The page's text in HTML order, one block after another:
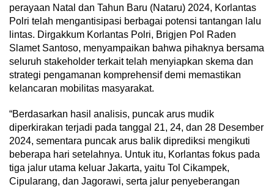
perayaan Natal dan Tahun Baru (Nataru) 2024, Korlantas
Polri telah mengantisipasi berbagai potensi tantangan lalu
lintas. Dirgakkum Korlantas Polri, Brigjen Pol Raden
Slamet Santoso, menyampaikan bahwa pihaknya bersama
seluruh stakeholder terkait telah menyiapkan skema dan
strategi pengamanan komprehensif demi memastikan
kelancaran mobilitas masyarakat.
“Berdasarkan hasil analisis, puncak arus mudik
diperkirakan terjadi pada tanggal 21, 24, dan 28 Desember
2024, sementara puncak arus balik diprediksi mengikuti
beberapa hari setelahnya. Untuk itu, Korlantas fokus pada
tiga jalur utama keluar Jakarta, yaitu Tol Cikampek,
Cipularang, dan Jagorawi, serta jalur penyeberangan